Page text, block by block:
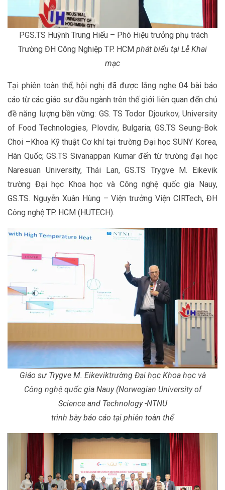
PGS.TS Huỳnh Trung Hiếu – Phó Hiệu trưởng phụ trách
Trường ĐH Công Nghiệp TP. HCM phát biểu tại Lễ Khai
mạc
Tại phiên toàn thể, hội nghị đã được lắng nghe 04 bài báo
cáo từ các giáo sư đầu ngành trên thế giới liên quan đến chủ
đề năng lượng bền vững: GS. TS Todor Djourkov, University
of Food Technologies, Plovdiv, Bulgaria; GS.TS Seung-Bok
Choi –Khoa Kỹ thuật Cơ khí tại trường Đại học SUNY Korea,
Hàn Quốc; GS.TS Sivanappan Kumar đến từ trường đại học
Naresuan University, Thái Lan, GS.TS Trygve M. Eikevik
trường Đại học Khoa học và Công nghệ quốc gia Nauy,
GS.TS. Nguyễn Xuân Hùng – Viện trưởng Viện CIRTech, ĐH
Công nghệ TP. HCM (HUTECH).
Giáo sư Trygve M. Eikeviktrường Đại học Khoa học và
Công nghệ quốc gia Nauy (Norwegian University of
Science and Technology -NTNU
trình bày báo cáo tại phiên toàn thể